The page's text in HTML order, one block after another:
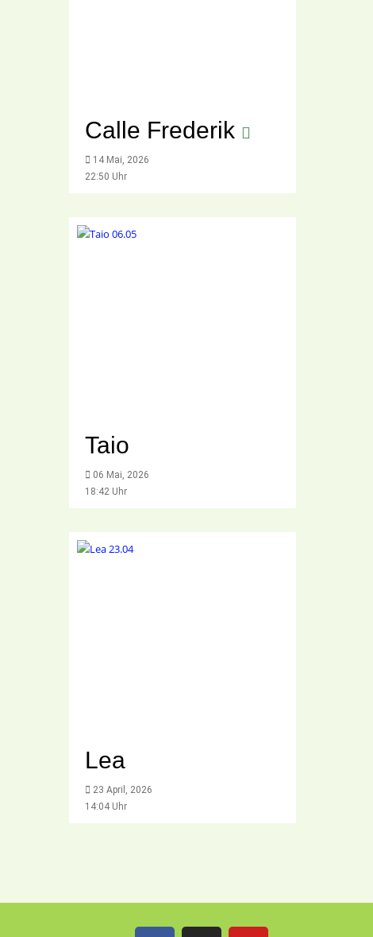
Calle Frederik
14 Mai, 2026
22:50 Uhr
Taio
06 Mai, 2026
18:42 Uhr
Lea
23 April, 2026
14:04 Uhr